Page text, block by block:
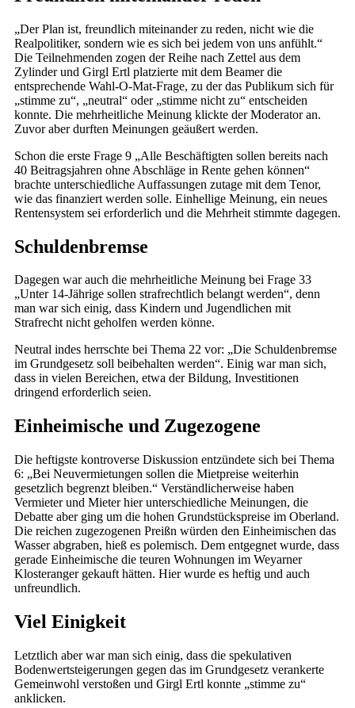
„Der Plan ist, freundlich miteinander zu reden, nicht wie die
Realpolitiker, sondern wie es sich bei jedem von uns anfühlt.“
Die Teilnehmenden zogen der Reihe nach Zettel aus dem
Zylinder und Girgl Ertl platzierte mit dem Beamer die
entsprechende Wahl-O-Mat-Frage, zu der das Publikum sich für
„stimme zu“, „neutral“ oder „stimme nicht zu“ entscheiden
konnte. Die mehrheitliche Meinung klickte der Moderator an.
Zuvor aber durften Meinungen geäußert werden.
Schon die erste Frage 9 „Alle Beschäftigten sollen bereits nach
40 Beitragsjahren ohne Abschläge in Rente gehen können“
brachte unterschiedliche Auffassungen zutage mit dem Tenor,
wie das finanziert werden solle. Einhellige Meinung, ein neues
Rentensystem sei erforderlich und die Mehrheit stimmte dagegen.
Schuldenbremse
Dagegen war auch die mehrheitliche Meinung bei Frage 33
„Unter 14-Jährige sollen strafrechtlich belangt werden“, denn
man war sich einig, dass Kindern und Jugendlichen mit
Strafrecht nicht geholfen werden könne.
Neutral indes herrschte bei Thema 22 vor: „Die Schuldenbremse
im Grundgesetz soll beibehalten werden“. Einig war man sich,
dass in vielen Bereichen, etwa der Bildung, Investitionen
dringend erforderlich seien.
Einheimische und Zugezogene
Die heftigste kontroverse Diskussion entzündete sich bei Thema
6: „Bei Neuvermietungen sollen die Mietpreise weiterhin
gesetzlich begrenzt bleiben.“ Verständlicherweise haben
Vermieter und Mieter hier unterschiedliche Meinungen, die
Debatte aber ging um die hohen Grundstückspreise im Oberland.
Die reichen zugezogenen Preißn würden den Einheimischen das
Wasser abgraben, hieß es polemisch. Dem entgegnet wurde, dass
gerade Einheimische die teuren Wohnungen im Weyarner
Klosteranger gekauft hätten. Hier wurde es heftig und auch
unfreundlich.
Viel Einigkeit
Letztlich aber war man sich einig, dass die spekulativen
Bodenwertsteigerungen gegen das im Grundgesetz verankerte
Gemeinwohl verstoßen und Girgl Ertl konnte „stimme zu“
anklicken.